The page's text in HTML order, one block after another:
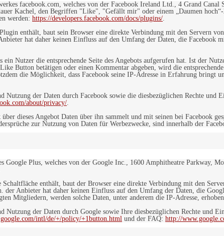
facebook.com, welches von der Facebook Ireland Ltd., 4 Grand
Kachel, den Begriffen "Like", "Gefällt mir" oder einem „Daumen
werden: https://developers.facebook.com/docs/plugins/.
enthält, baut sein Browser eine direkte Verbindung mit den Servern
hat daher keinen Einfluss auf den Umfang der Daten, die Facebook
Nutzer die entsprechende Seite des Angebots aufgerufen hat. Ist der
Button betätigen oder einen Kommentar abgeben, wird die
die Möglichkeit, dass Facebook seine IP-Adresse in Erfahrung bringt
der Daten durch Facebook sowie die diesbezüglichen Rechte
about/privacy/.
dieses Angebot Daten über ihn sammelt und mit seinen bei Facebook
zur Nutzung von Daten für Werbezwecke, sind innerhalb der
Google Plus, welches von der Google Inc., 1600 Amphitheatre Parkway,
Schaltfläche enthält, baut der Browser eine direkte Verbindung mit den
der Anbieter hat daher keinen Einfluss auf den Umfang der Daten, die
Mitgliedern, werden solche Daten, unter anderem die IP-Adresse,
der Daten durch Google sowie Ihre diesbezüglichen Rechte und
intl/de/+/policy/+1button.html und der FAQ: http://